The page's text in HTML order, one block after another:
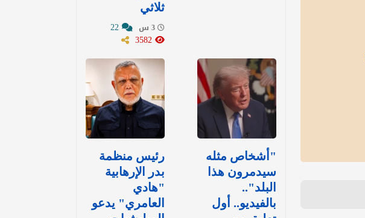
ثلاثي
"أشخاص مثله
سيدمرون هذا
البلد"..
بالفيديو.. أول
رئيس منظمة
بدر الإرهابية
"هادي
العامري" يدعو